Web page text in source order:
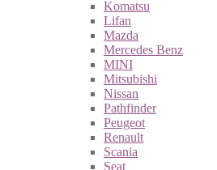
Komatsu
Lifan
Mazda
Mercedes Benz
MINI
Mitsubishi
Nissan
Pathfinder
Peugeot
Renault
Scania
Seat